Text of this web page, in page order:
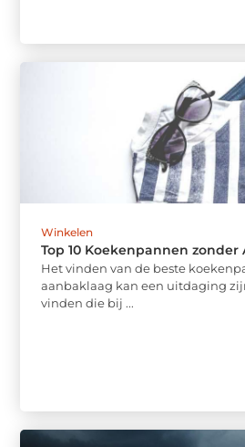
Winkelen
Top 10 Koekenpannen
Het vinden van de beste
aanbaklaag kan een uitdaging
vinden die bij ...